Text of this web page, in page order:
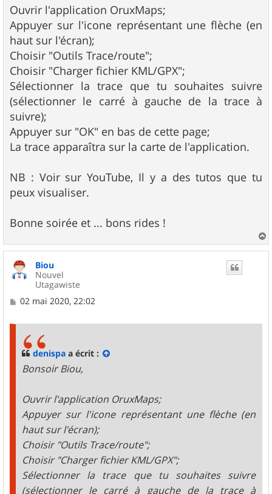
g
e
Ouvrir l'application OruxMaps;
Appuyer sur l'icone représentant une flèche (en
haut sur l'écran);
Choisir "Outils Trace/route";
Choisir "Charger fichier KML/GPX";
Sélectionner la trace que tu souhaites suivre
(sélectionner le carré à gauche de la trace à
suivre);
Appuyer sur "OK" en bas de cette page;
La trace apparaîtra sur la carte de l'application.
NB : Voir sur YouTube, Il y a des tutos que tu
peux visualiser.
Bonne soirée et ... bons rides !
a
Biou
Nouvel
Utagawiste
M
02 mai 2020, 22:02
denispa a écrit :
Bonsoir Biou,
Ouvrir l'application OruxMaps;
Appuyer sur l'icone représentant une flèche (en
haut sur l'écran);
Choisir "Outils Trace/route";
Choisir "Charger fichier KML/GPX";
Sélectionner la trace que tu souhaites suivre
(sélectionner le carré à gauche de la trace à